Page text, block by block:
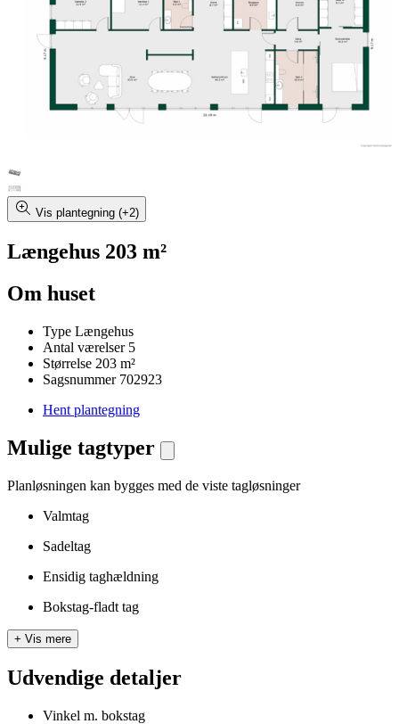
Vis plantegning (+2)
Længehus 203 m²
Om huset
Type Længehus
Antal værelser 5
Størrelse 203 m²
Sagsnummer 702923
Hent plantegning
Mulige tagtyper
Planløsningen kan bygges med de viste tagløsninger
Valmtag
Sadeltag
Ensidig taghældning
Bokstag-fladt tag
+ Vis mere
Udvendige detaljer
Vinkel m. bokstag